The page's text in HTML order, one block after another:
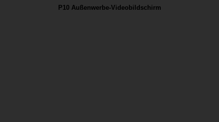
P10 Außenwerbe-Videobildschirm